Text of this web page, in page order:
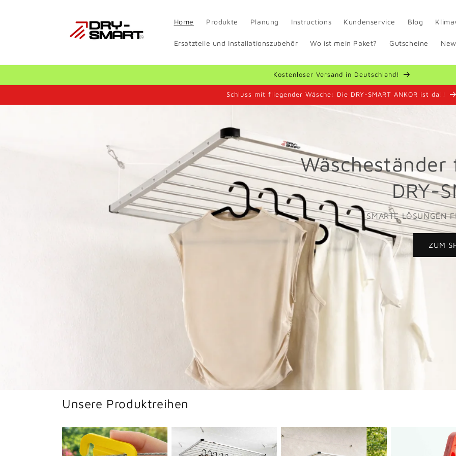
Home Produkte Planung Instructions Kundenservice Blog
Ersatzteile und Installationszubehör Wo ist mein Paket? Gutscheine
Kostenloser Versand in Deutschland!
Schluss mit fliegender Wäsche: Die DRY-SMART ANKOR ist da!!
DRY-
SMARTE LÖSUNGEN
ZUM
Unsere Produktreihen